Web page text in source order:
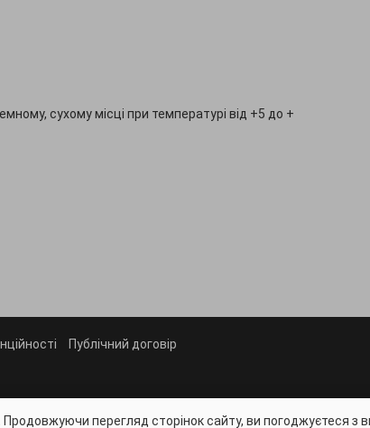
сухому місці при температурі від +5 до +
Публічний договір
перегляд сторінок сайту, ви погоджуєтеся з